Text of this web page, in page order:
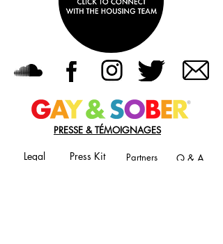
PRESSE & TÉMOIGNAGES
Legal Press Kit Partners Q & A